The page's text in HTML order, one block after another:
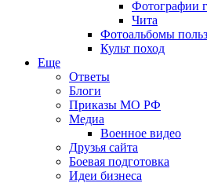
Фотографии
Чита
Фотоальбомы
Культ поход
Еще
Ответы
Блоги
Приказы МО РФ
Медиа
Военное видео
Друзья сайта
Боевая подготовка
Идеи бизнеса